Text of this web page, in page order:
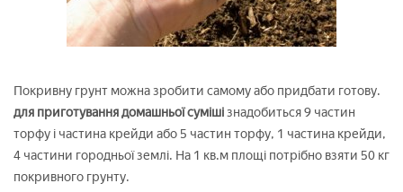
Покривну грунт можна зробити самому або придбати готову.
для приготування домашньої сумішізнадобиться 9 частин
торфу і частина крейди або 5 частин торфу, 1 частина крейди,
4 частини городньої землі. На 1 кв.м площі потрібно взяти 50 кг
покривного грунту.